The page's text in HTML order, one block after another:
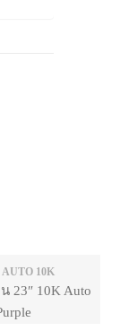
10K
23″ 10K Auto